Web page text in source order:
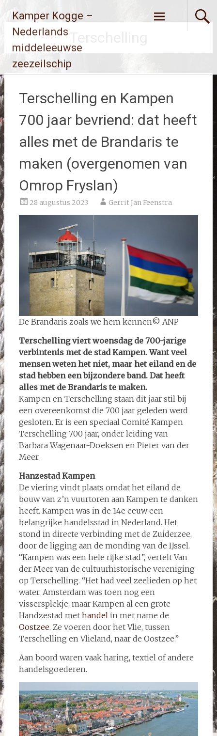
naarKamper Kogge –
Nederlands
middeleeuwse
zeezeilschip
Terschelling en Kampen
700 jaar bevriend: dat heeft
alles met de Brandaris te
maken (overgenomen van
Omrop Fryslan)
28 augustus 2023 Gerrit Jan Feenstra
De Brandaris zoals we hem kennen© ANP
Terschelling viert woensdag de 700-jarige
verbintenis met de stad Kampen. Want veel
mensen weten het niet, maar het eiland en de
stad hebben een bijzondere band. Dat heeft
alles met de Brandaris te maken.
Kampen en Terschelling staan dit jaar stil bij
een overeenkomst die 700 jaar geleden werd
gesloten. Er is een speciaal Comité Kampen
Terschelling 700 jaar, onder leiding van
Barbara Wagenaar-Doeksen en Pieter van der
Meer.
Hanzestad Kampen
De viering vindt plaats omdat het eiland de
bouw van z’n vuurtoren aan Kampen te danken
heeft. Kampen was in de 14e eeuw een
belangrijke handelsstad in Nederland. Het
stond in directe verbinding met de Zuiderzee,
door de ligging aan de monding van de IJssel.
“Kampen was een hele rijke stad”, vertelt Van
der Meer van de cultuurhistorische vereniging
op Terschelling. “Het had veel zeelieden op het
water. Amsterdam was toen nog een
vissersplekje, maar Kampen al een grote
Handzestad met handel in met name de
Oostzee. Ze voeren door het Vlie, tussen
Terschelling en Vlieland, naar de Oostzee.”
Aan boord waren vaak haring, textiel of andere
handelsgoederen.